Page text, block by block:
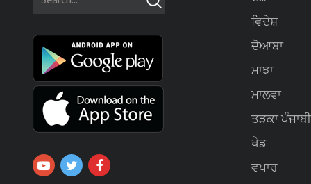
ਵਿਦੇਸ਼
ਦੋਆਬਾ
ਮਾਝਾ
ਮਾਲਵਾ
ਤੜਕਾ ਪੰਜਾਬੀ
ਖੇਡ
ਵਪਾਰ